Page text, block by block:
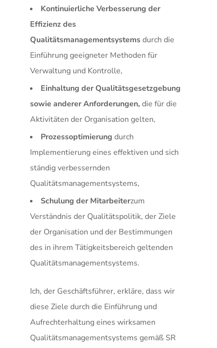
Kontinuierliche Verbesserung der
Effizienz des
Qualitätsmanagementsystemsdurch die
Einführung geeigneter Methoden für
Verwaltung und Kontrolle,
Einhaltung der Qualitätsgesetzgebung
sowie anderer Anforderungen, die für die
Aktivitäten der Organisation gelten,
Prozessoptimierung durch
Implementierung eines effektiven und sich
ständig verbessernden
Qualitätsmanagementsystems,
Schulung der Mitarbeiterzum
Verständnis der Qualitätspolitik, der Ziele
der Organisation und der Bestimmungen
des in ihrem Tätigkeitsbereich geltenden
Qualitätsmanagementsystems.
Ich, der Geschäftsführer, erkläre, dass wir
diese Ziele durch die Einführung und
Aufrechterhaltung eines wirksamen
Qualitätsmanagementsystems gemäß SR